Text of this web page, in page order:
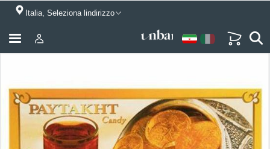
Italia, Seleziona lindirizzo